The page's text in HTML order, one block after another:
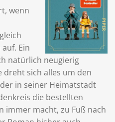
wenn
Ein
natürlich neugierig
dreht sich alles um den
in seiner Heimatstadt
die bestellten
immer macht, zu Fuß nach